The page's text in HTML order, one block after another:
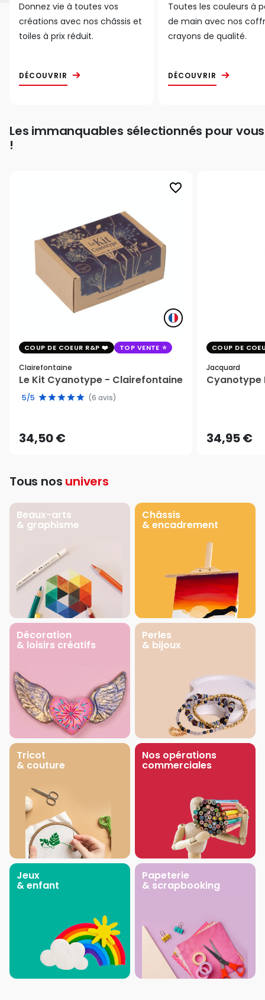
Donnez vie à toutes vos
créations avec nos châssis et
toiles à prix réduit.
DÉCOUVRIR
Toutes les couleurs à
de main avec nos
crayons de qualité.
DÉCOUVRIR
Les immanquables sélectionnés pour vous
!
favorite_border
COUP DE COEUR R&P TOP VENTE
Clairefontaine
Le Kit Cyanotype - Clairefontaine
5/5 (6 avis)
34,50 €
COUP DE
Jacquard
Cyanotype
34,95 €
Tous nos univers
Beaux-arts
& graphisme
Châssis
& encadrement
Décoration
& loisirs créatifs
Perles
& bijoux
Tricot
& couture
Nos opérations
commerciales
Jeux
& enfant
Papeterie
& scrapbooking